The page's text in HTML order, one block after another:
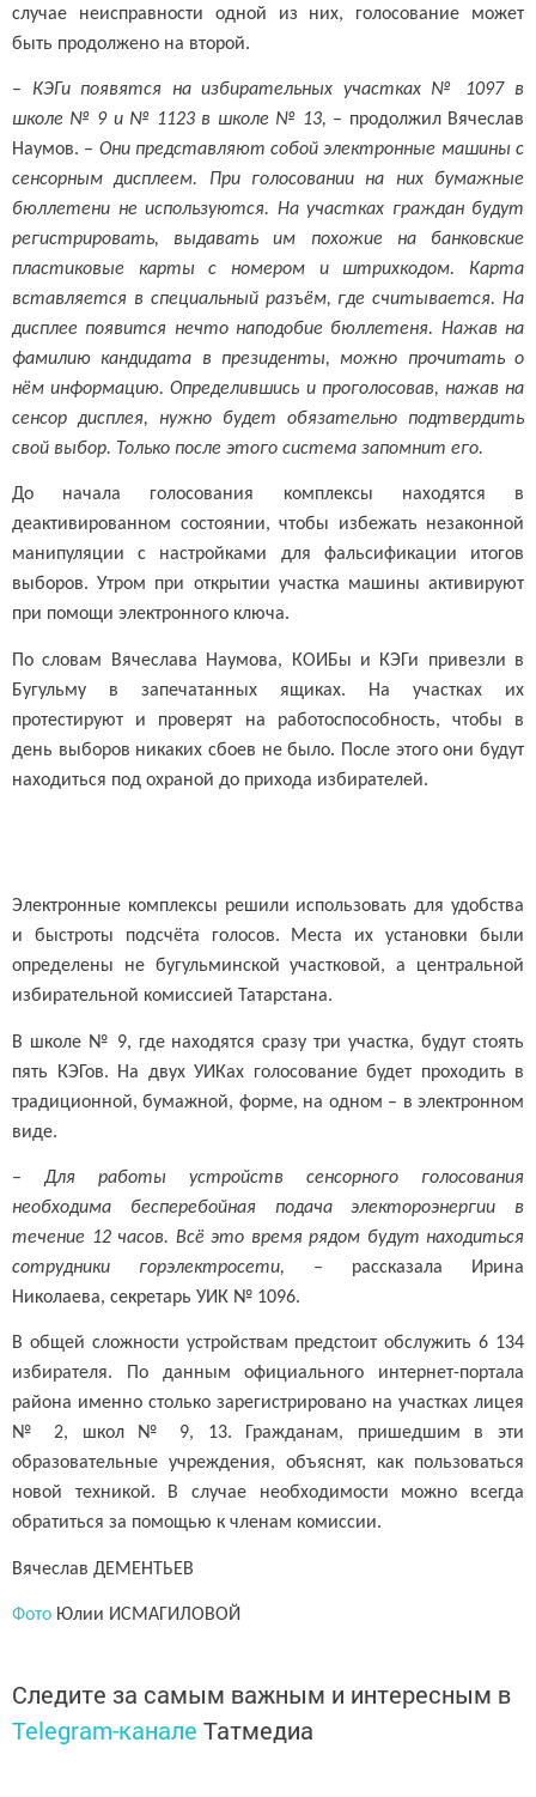
случае неисправности одной из них, голосование может
быть продолжено на второй.
– КЭГи появятся на избирательных участках № 1097 в
школе № 9 и № 1123 в школе № 13, – продолжил Вячеслав
Наумов. – Они представляют собой электронные машины с
сенсорным дисплеем. При голосовании на них бумажные
бюллетени не используются. На участках граждан будут
регистрировать, выдавать им похожие на банковские
пластиковые карты с номером и штрихкодом. Карта
вставляется в специальный разъём, где считывается. На
дисплее появится нечто наподобие бюллетеня. Нажав на
фамилию кандидата в президенты, можно прочитать о
нём информацию. Определившись и проголосовав, нажав на
сенсор дисплея, нужно будет обязательно подтвердить
свой выбор. Только после этого система запомнит его.
До начала голосования комплексы находятся в
деактивированном состоянии, чтобы избежать незаконной
манипуляции с настройками для фальсификации итогов
выборов. Утром при открытии участка машины активируют
при помощи электронного ключа.
По словам Вячеслава Наумова, КОИБы и КЭГи привезли в
Бугульму в запечатанных ящиках. На участках их
протестируют и проверят на работоспособность, чтобы в
день выборов никаких сбоев не было. После этого они будут
находиться под охраной до прихода избирателей.
Электронные комплексы решили использовать для удобства
и быстроты подсчёта голосов. Места их установки были
определены не бугульминской участковой, а центральной
избирательной комиссией Татарстана.
В школе № 9, где находятся сразу три участка, будут стоять
пять КЭГов. На двух УИКах голосование будет проходить в
традиционной, бумажной, форме, на одном – в электронном
виде.
– Для работы устройств сенсорного голосования
необходима бесперебойная подача электороэнергии в
течение 12 часов. Всё это время рядом будут находиться
сотрудники горэлектросети, – рассказала Ирина
Николаева, секретарь УИК № 1096.
В общей сложности устройствам предстоит обслужить 6 134
избирателя. По данным официального интернет-портала
района именно столько зарегистрировано на участках лицея
№ 2, школ № 9, 13. Гражданам, пришедшим в эти
образовательные учреждения, объяснят, как пользоваться
новой техникой. В случае необходимости можно всегда
обратиться за помощью к членам комиссии.
Вячеслав ДЕМЕНТЬЕВ
Фото Юлии ИСМАГИЛОВОЙ
Следите за самым важным и интересным в
Telegram-канале Татмедиа